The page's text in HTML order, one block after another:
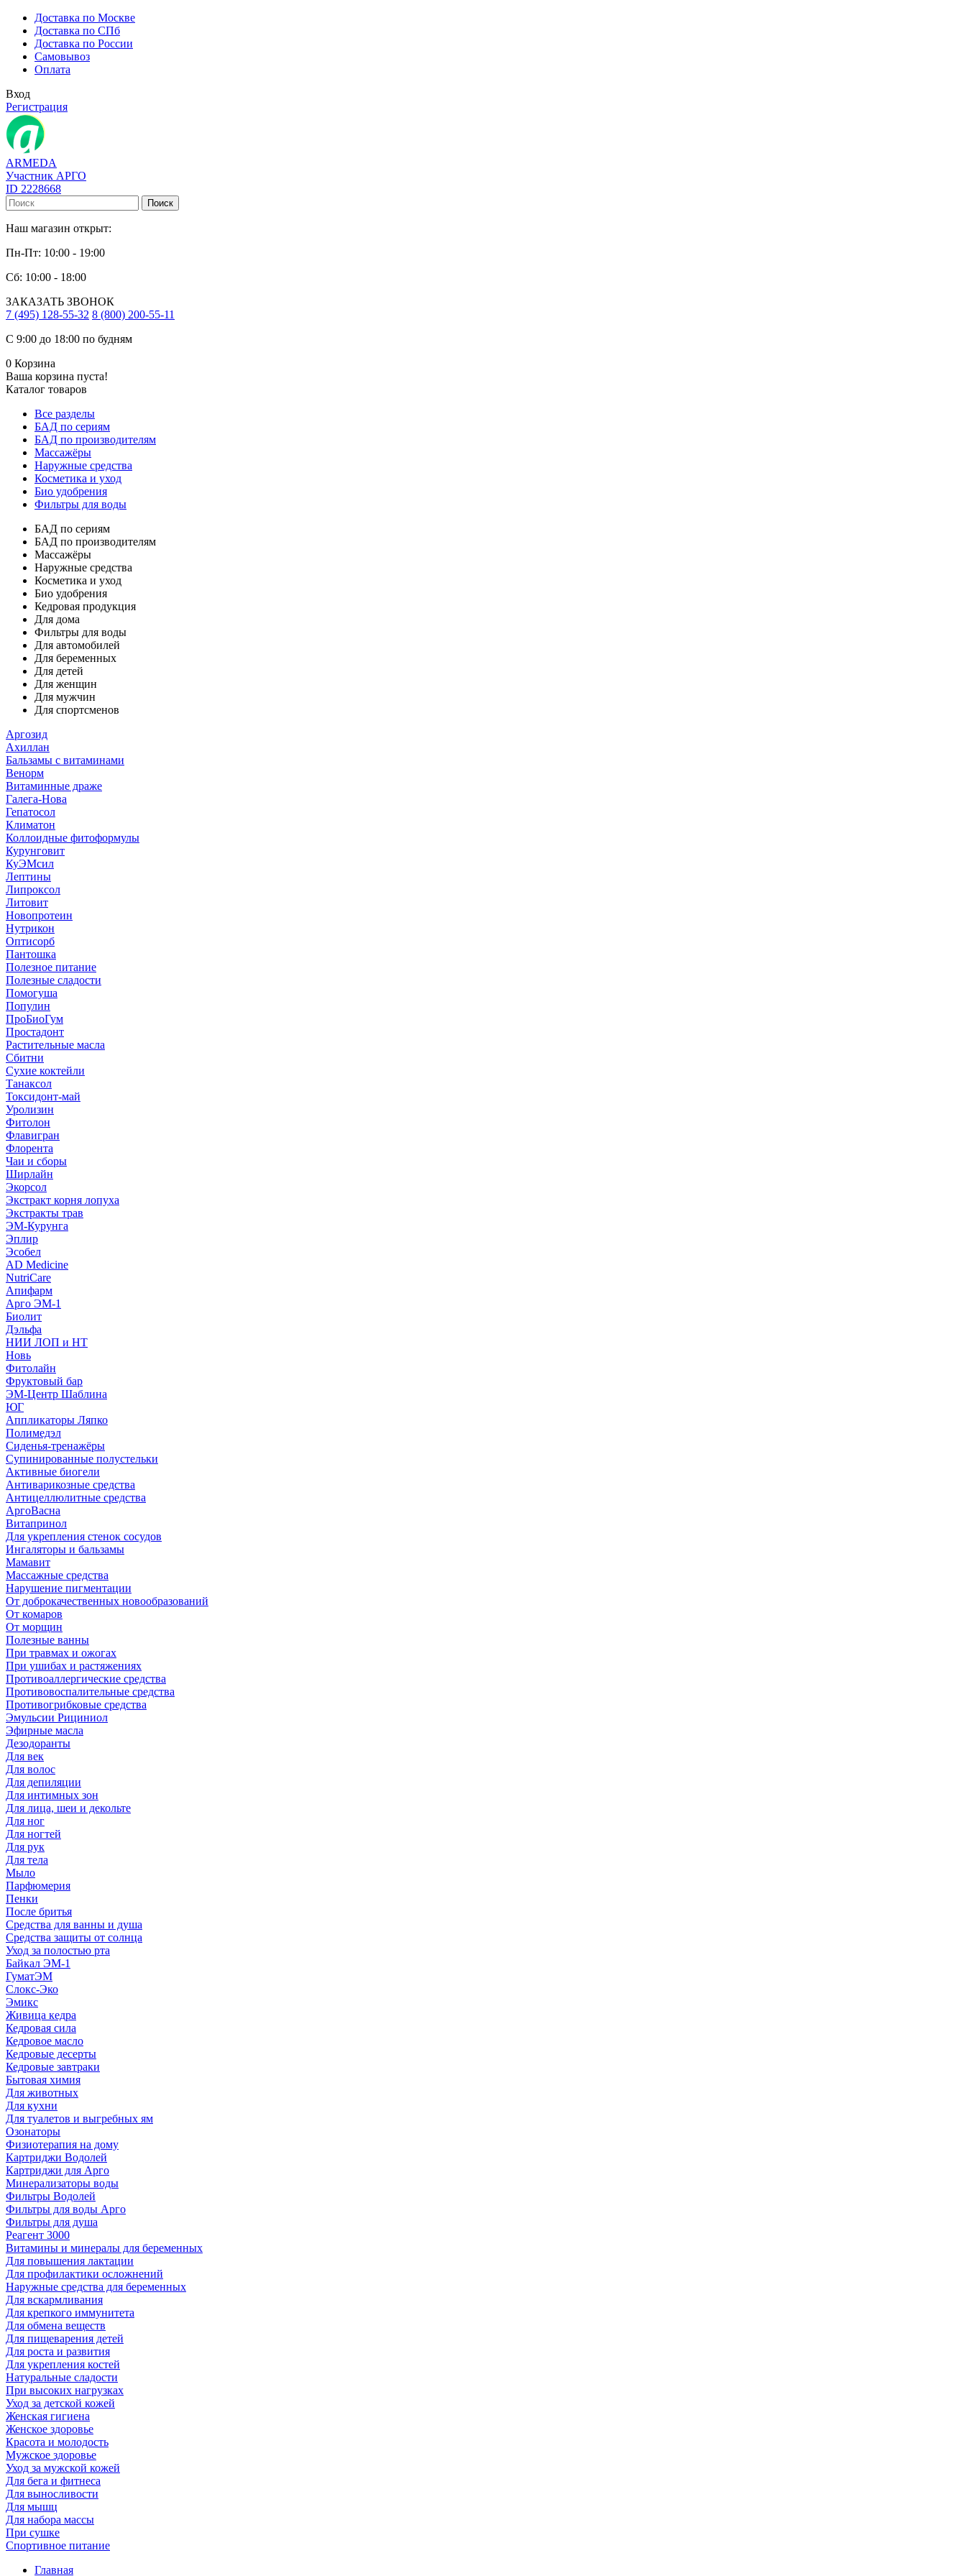
Доставка по Москве
Доставка по СПб
Доставка по России
Самовывоз
Оплата
Вход
Регистрация
ARMEDA
Участник АРГО
ID 2228668
Поиск
Наш магазин открыт:
Пн-Пт: 10:00 - 19:00
Сб: 10:00 - 18:00
ЗАКАЗАТЬ ЗВОНОК
7 (495) 128-55-32 8 (800) 200-55-11
С 9:00 до 18:00 по будням
0 Корзина
Ваша корзина пуста!
Каталог товаров
Все разделы
БАД по сериям
БАД по производителям
Массажёры
Наружные средства
Косметика и уход
Био удобрения
Фильтры для воды
БАД по сериям
БАД по производителям
Массажёры
Наружные средства
Косметика и уход
Био удобрения
Кедровая продукция
Для дома
Фильтры для воды
Для автомобилей
Для беременных
Для детей
Для женщин
Для мужчин
Для спортсменов
Аргозид
Ахиллан
Бальзамы с витаминами
Венорм
Витаминные драже
Галега-Нова
Гепатосол
Климатон
Коллоидные фитоформулы
Курунговит
КуЭМсил
Лептины
Липроксол
Литовит
Новопротеин
Нутрикон
Оптисорб
Пантошка
Полезное питание
Полезные сладости
Помогуша
Популин
ПроБиоГум
Простадонт
Растительные масла
Сбитни
Сухие коктейли
Танаксол
Токсидонт-май
Уролизин
Фитолон
Флавигран
Флорента
Чаи и сборы
Ширлайн
Экорсол
Экстракт корня лопуха
Экстракты трав
ЭМ-Курунга
Эплир
Эсобел
AD Medicine
NutriCare
Апифарм
Арго ЭМ-1
Биолит
Дэльфа
НИИ ЛОП и НТ
Новь
Фитолайн
Фруктовый бар
ЭМ-Центр Шаблина
ЮГ
Аппликаторы Ляпко
Полимедэл
Сиденья-тренажёры
Супинированные полустельки
Активные биогели
Антиварикозные средства
Антицеллюлитные средства
АргоВасна
Витапринол
Для укрепления стенок сосудов
Ингаляторы и бальзамы
Мамавит
Массажные средства
Нарушение пигментации
От доброкачественных новообразований
От комаров
От морщин
Полезные ванны
При травмах и ожогах
При ушибах и растяжениях
Противоаллергические средства
Противовоспалительные средства
Противогрибковые средства
Эмульсии Рициниол
Эфирные масла
Дезодоранты
Для век
Для волос
Для депиляции
Для интимных зон
Для лица, шеи и декольте
Для ног
Для ногтей
Для рук
Для тела
Мыло
Парфюмерия
Пенки
После бритья
Средства для ванны и душа
Средства защиты от солнца
Уход за полостью рта
Байкал ЭМ-1
ГуматЭМ
Слокс-Эко
Эмикс
Живица кедра
Кедровая сила
Кедровое масло
Кедровые десерты
Кедровые завтраки
Бытовая химия
Для животных
Для кухни
Для туалетов и выгребных ям
Озонаторы
Физиотерапия на дому
Картриджи Водолей
Картриджи для Арго
Минерализаторы воды
Фильтры Водолей
Фильтры для воды Арго
Фильтры для душа
Реагент 3000
Витамины и минералы для беременных
Для повышения лактации
Для профилактики осложнений
Наружные средства для беременных
Для вскармливания
Для крепкого иммунитета
Для обмена веществ
Для пищеварения детей
Для роста и развития
Для укрепления костей
Натуральные сладости
При высоких нагрузках
Уход за детской кожей
Женская гигиена
Женское здоровье
Красота и молодость
Мужское здоровье
Уход за мужской кожей
Для бега и фитнеса
Для выносливости
Для мышц
Для набора массы
При сушке
Спортивное питание
Главная